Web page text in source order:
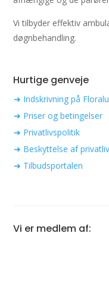
Vi tilbyder effektiv
døgnbehandling.
Hurtige genveje
➜ Indskrivning på
➜ Priser og betingelser
➜ Privatlivspolitik
➜ Beskyttelse af privatliv
➜ Tilbudsportalen
Vi er medlem af: